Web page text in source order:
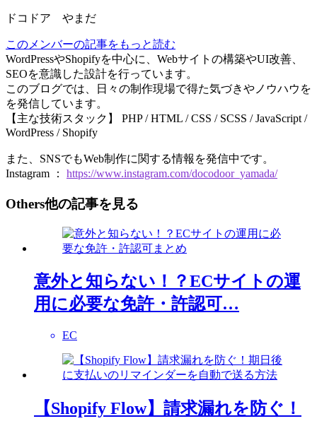
ドコドア やまだ
このメンバーの記事をもっと読む
WordPressやShopifyを中心に、Webサイトの構築やUI改善、
SEOを意識した設計を行っています。
このブログでは、日々の制作現場で得た気づきやノウハウを
を発信しています。
【主な技術スタック】 PHP / HTML / CSS / SCSS / JavaScript /
WordPress / Shopify
また、SNSでもWeb制作に関する情報を発信中です。
Instagram ： https://www.instagram.com/docodoor_yamada/
Others他の記事を見る
意外と知らない！？ECサイトの運
用に必要な免許・許認可…
EC
【Shopify Flow】請求漏れを防ぐ！